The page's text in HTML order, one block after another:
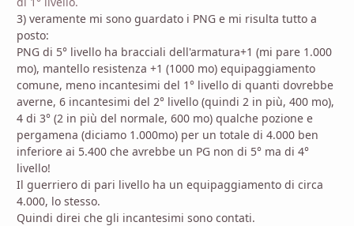
3) veramente mi sono guardato i PNG e mi risulta tutto a
posto:
PNG di 5° livello ha bracciali dell'armatura+1 (mi pare 1.000
mo), mantello resistenza +1 (1000 mo) equipaggiamento
comune, meno incantesimi del 1° livello di quanti dovrebbe
averne, 6 incantesimi del 2° livello (quindi 2 in più, 400 mo),
4 di 3° (2 in più del normale, 600 mo) qualche pozione e
pergamena (diciamo 1.000mo) per un totale di 4.000 ben
inferiore ai 5.400 che avrebbe un PG non di 5° ma di 4°
livello!
Il guerriero di pari livello ha un equipaggiamento di circa
4.000, lo stesso.
Quindi direi che gli incantesimi sono contati.